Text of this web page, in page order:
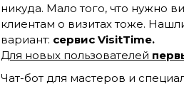
никуда. Мало того, что нужно
клиентам о визитах тоже.
вариант: сервис VisitTime.
Для новых пользователей
Чат-бот для мастеров и